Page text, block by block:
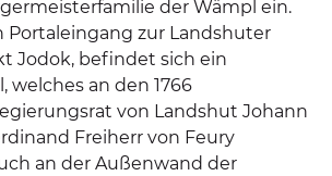
der Wämpl ein.
Portaleingang zur Landshuter
Jodok, befindet sich ein
welches an den 1766
von Landshut Johann
Freiherr von Feury
an der Außenwand der